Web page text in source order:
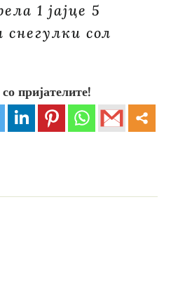
1 јајце 5
сол
пријателите!